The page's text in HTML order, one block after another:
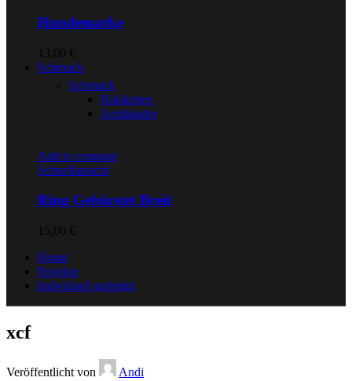
Hundemarke
13,00 €
Schmuck
Schmuck
Halsketten
Armbänder
Add to compare
Schnellansicht
Ring Gebürstet Breit
15,00 €
Home
Projekte
Individuell gefertigt
xcf
Veröffentlicht von
Andi